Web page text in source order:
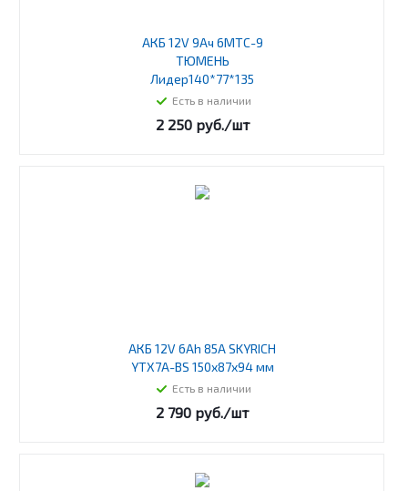
АКБ 12V 9Ач 6МТС-9
ТЮМЕНЬ
Лидер140*77*135
Есть в наличии
2 250руб./шт
АКБ 12V 6Ah 85A SKYRICH
YTX7A-BS 150x87x94 мм
Есть в наличии
2 790 руб./шт